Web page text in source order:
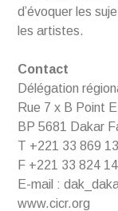
d’évoquer les
les artistes.
Contact
Délégation
Rue 7 x B Point E
BP 5681 Dakar
T +221 33 869
F +221 33 824
E-mail :
www.cicr.org